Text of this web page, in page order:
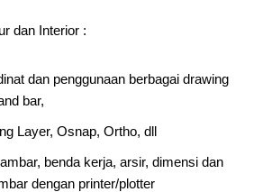
dan Interior :
dan penggunaan berbagai drawing
bar,
Layer, Osnap, Ortho, dll
benda kerja, arsir, dimensi dan
dengan printer/plotter